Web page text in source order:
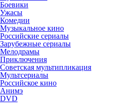
Боевики
Ужасы
Комедии
Музыкальное кино
Российские сериалы
Зарубежные сериалы
Мелодрамы
Приключения
Советская мультипликация
Мультсериалы
Российское кино
Анимэ
DVD